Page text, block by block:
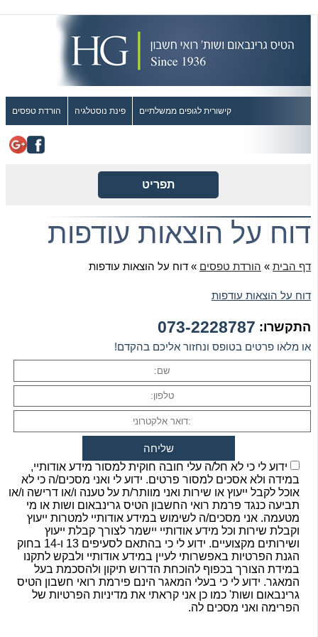
הורדת טפסים פינת נוסטלגיה קישורית לגופים ממשלתיים
תפריט
דוח על הוצאות עודפות
דף הבית» הורדת טפסים» דוח על הוצאות עודפות
דוח על הוצאות עודפות
התקשרו: 073-2228787
או מלאו פרטים בטופס ונחזור אליכם בהקדם!
ידוע לי כי לא חל/ה עלי חובה חוקית למסור מידע אודותיי,
במידה ולא אסכים למסור פרטים. ידוע לי ואני מסכים/ה כי לא
אוכל לקבל ייעוץ או שירות ואני מוותר/ת על טענה ו/או דרישה ו/או
תביעה כנגד פרמת רואי החשבון הטיס גרינבאום ושות או מי
מטעמה. אני מסכים/ה לשימוש במידע אודותיי למטרות ייעוץ
וקבלת שירות וכל מידע אודותיי יישמר לצורך קבלת ייעוץ
ושירותים מקצועיים. ידוע לי כי בהתאם לסעיפים 13 ו-14 בחוק
הגנת הפרטיות באפשרותי לעיין במידע אודותיי ולבקש לתקנו
במידת הצורך בכפוף להוכחת הדרוש תיקון ולהסכמת בעל
המאגר. ידוע לי כי בעלי המאגר הינם פירמת רואי חשבון הטיס
גרינבאום ושות' כמו כן אני קראתי את מדיניות הפרטיות של
הפרימה ואני מסכים לה.